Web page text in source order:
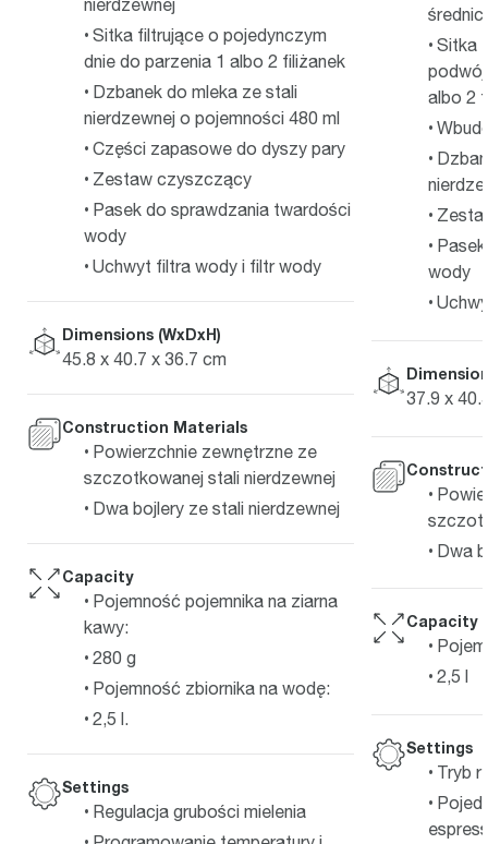
nierdzewnej
Sitka filtrujące o pojedynczym
dnie do parzenia 1 albo 2 filiżanek
Dzbanek do mleka ze stali
nierdzewnej o pojemności 480 ml
Części zapasowe do dyszy pary
Zestaw czyszczący
Pasek do sprawdzania twardości
wody
Uchwyt filtra wody i filtr wody
Dimensions (WxDxH)
45.8 x 40.7 x 36.7 cm
Construction Materials
Powierzchnie zewnętrzne ze
szczotkowanej stali nierdzewnej
Dwa bojlery ze stali nierdzewnej
Capacity
Pojemność pojemnika na ziarna
kawy:
280 g
Pojemność zbiornika na wodę:
2,5 l.
Settings
Regulacja grubości mielenia
Sitka
albo 2
wody
37.9 x
Dwa
Capacity
2,5 l
Settings
Tryb